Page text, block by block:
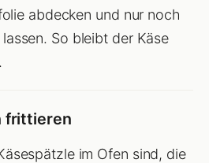
abdecken und nur noch
So bleibt der Käse
frittieren
im Ofen sind, die